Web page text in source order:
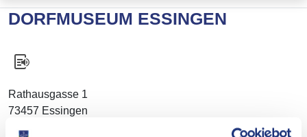
DORFMUSEUM ESSINGEN
Rathausgasse 1
73457 Essingen